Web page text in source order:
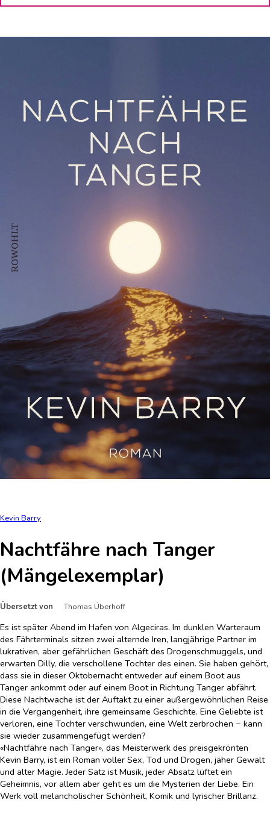
Kevin Barry
Nachtfähre nach Tanger
(Mängelexemplar)
Übersetzt von Thomas Überhoff
Es ist später Abend im Hafen von Algeciras. Im dunklen Warteraum
des Fährterminals sitzen zwei alternde Iren, langjährige Partner im
lukrativen, aber gefährlichen Geschäft des Drogenschmuggels, und
erwarten Dilly, die verschollene Tochter des einen. Sie haben gehört,
dass sie in dieser Oktobernacht entweder auf einem Boot aus
Tanger ankommt oder auf einem Boot in Richtung Tanger abfährt.
Diese Nachtwache ist der Auftakt zu einer außergewöhnlichen Reise
in die Vergangenheit, ihre gemeinsame Geschichte. Eine Geliebte ist
verloren, eine Tochter verschwunden, eine Welt zerbrochen − kann
sie wieder zusammengefügt werden?
«Nachtfähre nach Tanger», das Meisterwerk des preisgekrönten
Kevin Barry, ist ein Roman voller Sex, Tod und Drogen, jäher Gewalt
und alter Magie. Jeder Satz ist Musik, jeder Absatz lüftet ein
Geheimnis, vor allem aber geht es um die Mysterien der Liebe. Ein
Werk voll melancholischer Schönheit, Komik und lyrischer Brillanz.